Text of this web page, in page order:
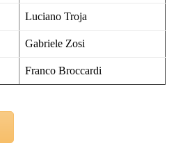
Luciano Troja
Gabriele Zosi
Franco Broccardi